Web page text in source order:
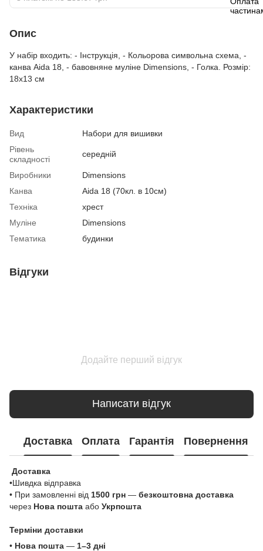
Опис
У набір входить: - Інструкція, - Кольорова символьна схема, -
канва Aida 18, - бавовняне муліне Dimensions, - Голка. Розмір:
18x13 см
Характеристики
Вид
Набори для вишивки
Рівень
складності
середній
Виробники
Dimensions
Канва
Aida 18 (70кл. в 10см)
Техніка
хрест
Муліне
Dimensions
Тематика
будинки
Відгуки
Додайте перший відгук
Написати відгук
Доставка Оплата Гарантія Повернення
Доставка
•Шивдка відправка
• При замовленні від 1500 грн — безкоштовна доставка
через Нова пошта або Укрпошта
Терміни доставки
• Нова пошта — 1–3 дні